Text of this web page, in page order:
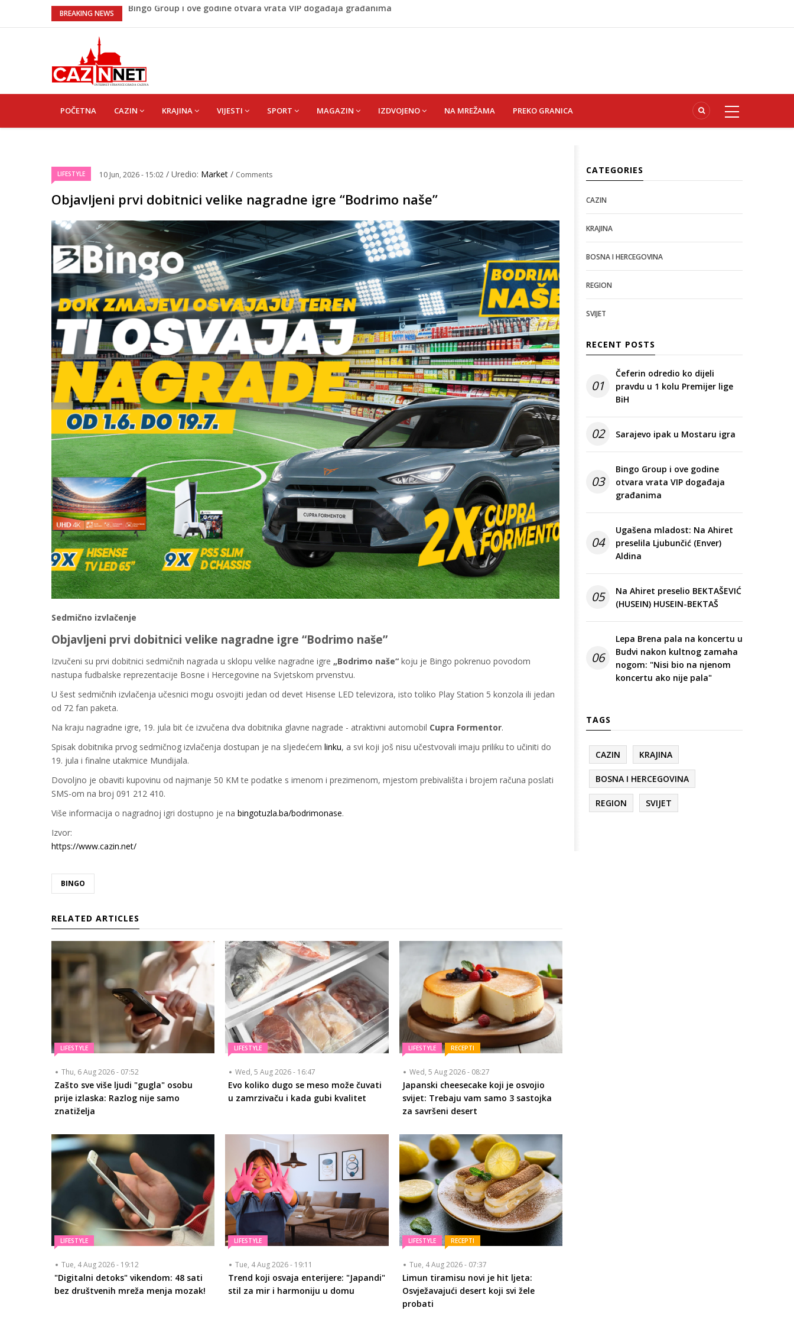
BREAKING NEWS
Sarajevo ipak u Mostaru igra
Čeferin odredio ko dijeli pravdu u 1 kolu Premijer lige BiH
Na Ahiret preselio BEKTAŠEVIĆ (HUSEIN) HUSEIN-BEKTAŠ
Bingo Group i ove godine otvara vrata VIP događaja građanima
NAVIGATION
POČETNA CAZIN KRAJINA VIJESTI SPORT MAGAZIN IZDVOJENO NA MREŽAMA PREKO GRANICA
LIFESTYLE 10 Jun, 2026 - 15:02 / Uredio: Market / Comments
Objavljeni prvi dobitnici velike nagradne igre “Bodrimo naše”
Sedmično izvlačenje
Objavljeni prvi dobitnici velike nagradne igre “Bodrimo naše”
Izvučeni su prvi dobitnici sedmičnih nagrada u sklopu velike nagradne igre „Bodrimo naše“ koju je Bingo pokrenuo povodom
nastupa fudbalske reprezentacije Bosne i Hercegovine na Svjetskom prvenstvu.
U šest sedmičnih izvlačenja učesnici mogu osvojiti jedan od devet Hisense LED televizora, isto toliko Play Station 5 konzola ili jedan
od 72 fan paketa.
Na kraju nagradne igre, 19. jula bit će izvučena dva dobitnika glavne nagrade - atraktivni automobil Cupra Formentor.
Spisak dobitnika prvog sedmičnog izvlačenja dostupan je na sljedećem linku, a svi koji još nisu učestvovali imaju prilikuto učiniti do
19. jula i finalne utakmice Mundijala.
Dovoljno je obaviti kupovinu od najmanje 50 KM te podatke s imenom i prezimenom, mjestom prebivališta i brojem računa poslati
SMS-om na broj 091 212 410.
Više informacija o nagradnoj igri dostupno je na bingotuzla.ba/bodrimonase.
Izvor:
https://www.cazin.net/
BINGO
RELATED ARTICLES
LIFESTYLE
Thu, 6 Aug 2026 - 07:52
Zašto sve više ljudi "gugla" osobu
prije izlaska: Razlog nije samo
znatiželja
LIFESTYLE
Wed, 5 Aug 2026 - 16:47
Evo koliko dugo se meso može čuvati
u zamrzivaču i kada gubi kvalitet
LIFESTYLE RECEPTI
Wed, 5 Aug 2026 - 08:27
Japanski cheesecake koji je osvojio
svijet: Trebaju vam samo 3 sastojka
za savršeni desert
LIFESTYLE
Tue, 4 Aug 2026 - 19:12
"Digitalni detoks" vikendom: 48 sati
bez društvenih mreža menja mozak!
LIFESTYLE
Tue, 4 Aug 2026 - 19:11
Trend koji osvaja enterijere: "Japandi"
stil za mir i harmoniju u domu
LIFESTYLE RECEPTI
Tue, 4 Aug 2026 - 07:37
Limun tiramisu novi je hit ljeta:
Osvježavajući desert koji svi žele
probati
CATEGORIES
CAZIN
KRAJINA
BOSNA I HERCEGOVINA
REGION
SVIJET
RECENT POSTS
01
Čeferin odredio ko dijeli
pravdu u 1 kolu Premijer lige
BiH
02 Sarajevo ipak u Mostaru igra
03
Bingo Group i ove godine
otvara vrata VIP događaja
građanima
04
Ugašena mladost: Na Ahiret
preselila Ljubunčić (Enver)
Aldina
05
Na Ahiret preselio BEKTAŠEVIĆ
(HUSEIN) HUSEIN-BEKTAŠ
06
Lepa Brena pala na koncertu u
Budvi nakon kultnog zamaha
nogom: "Nisi bio na njenom
koncertu ako nije pala"
TAGS
CAZIN KRAJINA
BOSNA I HERCEGOVINA
REGION SVIJET